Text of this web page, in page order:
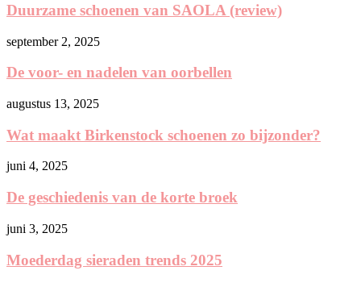
Duurzame schoenen van SAOLA (review)
september 2, 2025
De voor- en nadelen van oorbellen
augustus 13, 2025
Wat maakt Birkenstock schoenen zo bijzonder?
juni 4, 2025
De geschiedenis van de korte broek
juni 3, 2025
Moederdag sieraden trends 2025